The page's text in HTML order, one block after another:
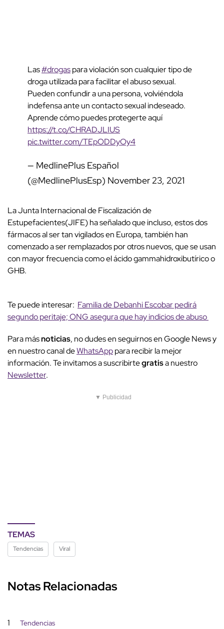
Las#drogaspara violación son cualquier tipo de
droga utilizada para facilitar el abuso sexual.
Pueden confundir a una persona, volviéndola
indefensa ante un contacto sexual indeseado.
Aprende cómo puedes protegerte aquí
https://t.co/CHRADJLIUS
pic.twitter.com/TEpODDyOy4
— MedlinePlus Español
(@MedlinePlusEsp) November 23, 2021
La Junta Internacional de Fiscalización de
Estupefacientes(JIFE) ha señalado que incluso, estos dos
fármacos al ser tan vigilados en Europa, también han
comenzado a ser remplazados por otros nuevos, que se usan
con mayor frecuencia como el ácido gammahidroxibutírico o
GHB.
Te puede interesar: Familia de Debanhi Escobar pedirá
segundo peritaje; ONG asegura que hay indicios de abuso
Para másnoticias, no dudes en seguirnos en Google News y
en nuestro canal deWhatsApppara recibir la mejor
información. Te invitamos a suscribirtegratisa nuestro
Newsletter.
▼ Publicidad
TEMAS
Tendencias Viral
Notas Relacionadas
1 Tendencias